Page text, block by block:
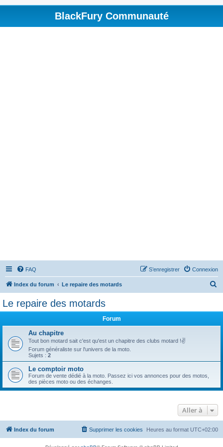
BlackFury Communauté
FAQ Connexion
S’enregistrer
Index du forum Le repaire des motards
r
Le repaire des motards
Forum
Au chapitre
Tout bon motard sait c'est qu'est un chapitre des clubs motard !✌
Forum généraliste sur l'univers de la moto.
Sujets : 2
Le comptoir moto
Forum de vente dédié à la moto. Passez ici vos annonces pour des motos,
des pièces moto ou des échanges.
Aller à
Index du forum Heures au format UTC+02:00
Supprimer les cookies